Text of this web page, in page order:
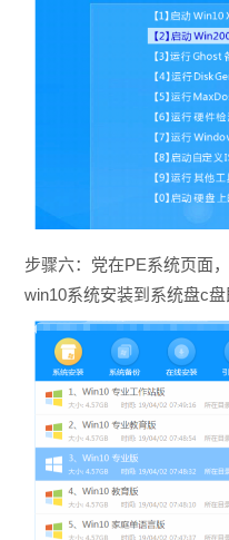
步骤六：党在PE系统页面
win10系统安装到系统盘c盘